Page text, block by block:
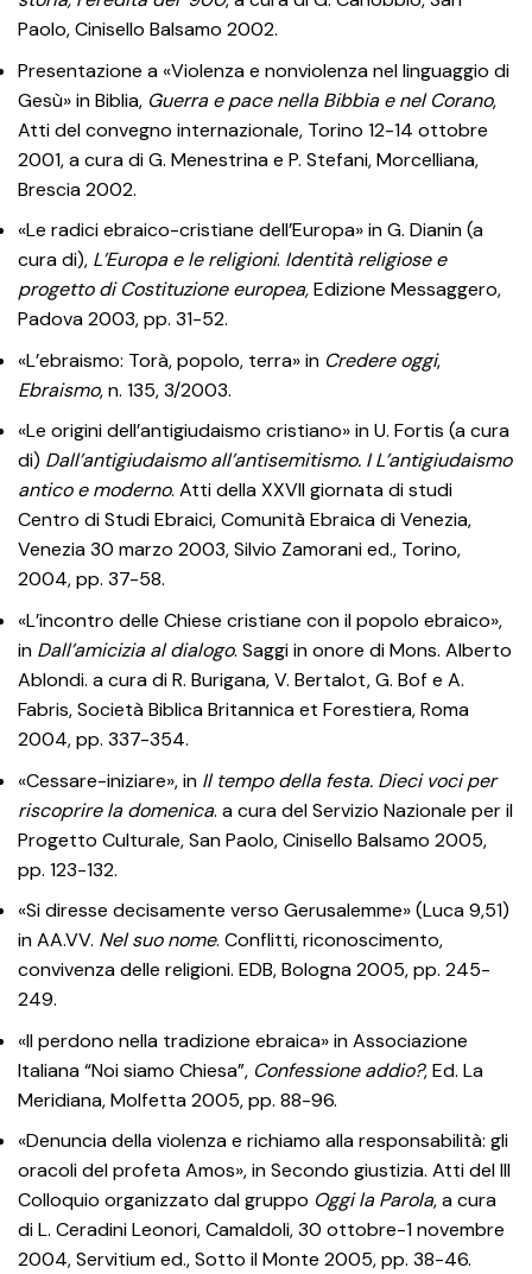
Paolo, Cinisello Balsamo 2002.
Presentazione a «Violenza e nonviolenza nel linguaggio di
Gesù» in Biblia, Guerra e pace nella Bibbia e nel Corano,
Atti del convegno internazionale, Torino 12-14 ottobre
2001, a cura di G. Menestrina e P. Stefani, Morcelliana,
Brescia 2002.
«Le radici ebraico-cristiane dell’Europa» in G. Dianin (a
cura di), L’Europa e le religioni. Identità religiose e
progetto di Costituzione europea,Edizione Messaggero,
Padova 2003, pp. 31-52.
«L’ebraismo: Torà, popolo, terra» in Credere oggi,
Ebraismo, n. 135, 3/2003.
«Le origini dell’antigiudaismo cristiano» in U. Fortis (a cura
di) Dall’antigiudaismo all’antisemitismo. I L’antigiudaismo
antico e moderno. Atti della XXVII giornata di studi
Centro di Studi Ebraici, Comunità Ebraica di Venezia,
Venezia 30 marzo 2003, Silvio Zamorani ed., Torino,
2004, pp. 37-58.
«L’incontro delle Chiese cristiane con il popolo ebraico»,
in Dall’amicizia al dialogo. Saggi in onore di Mons. Alberto
Ablondi. a cura di R. Burigana, V. Bertalot, G. Bof e A.
Fabris, Società Biblica Britannica et Forestiera, Roma
2004, pp. 337-354.
«Cessare-iniziare», in Il tempo della festa. Dieci voci per
riscoprire la domenica. a cura del Servizio Nazionale per il
Progetto Culturale, San Paolo, Cinisello Balsamo 2005,
pp. 123-132.
«Si diresse decisamente verso Gerusalemme» (Luca 9,51)
in AA.VV. Nel suo nome. Conflitti, riconoscimento,
convivenza delle religioni. EDB, Bologna 2005, pp. 245-
249.
«Il perdono nella tradizione ebraica» in Associazione
Italiana “Noi siamo Chiesa”, Confessione addio?, Ed. La
Meridiana, Molfetta 2005, pp. 88-96.
«Denuncia della violenza e richiamo alla responsabilità: gli
oracoli del profeta Amos», in Secondo giustizia. Atti del III
Colloquio organizzato dal gruppo Oggi la Parola, a cura
di L. Ceradini Leonori, Camaldoli, 30 ottobre-1 novembre
2004, Servitium ed., Sotto il Monte 2005, pp. 38-46.